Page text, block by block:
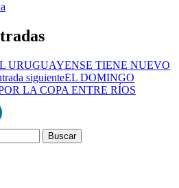
URUGUAYENSE TIENE NUEVO
siguienteEL DOMINGO
LA COPA ENTRE RÍOS